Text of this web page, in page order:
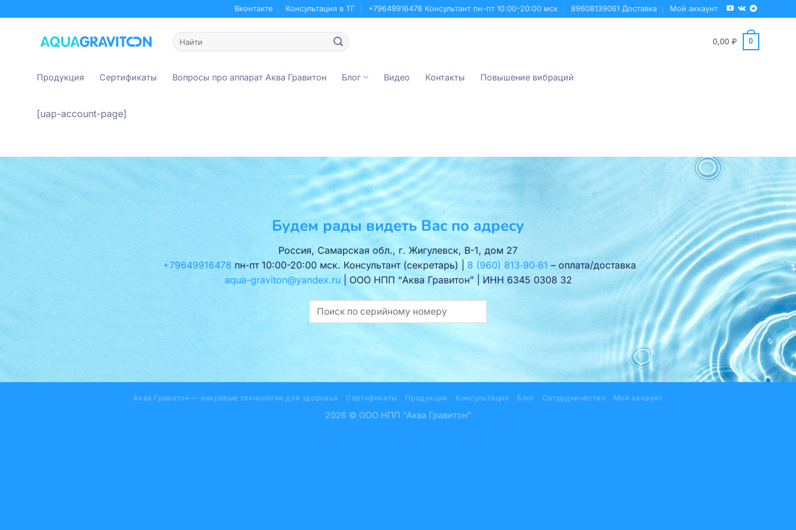
to
Вконтакте Консультация в ТГ +79649916478 Консультант пн-пт 10:00-20:00 мск 89608139061 Доставка Мой аккаунт
Искать:
0,00 ₽ 0
Продукция Сертификаты Вопросы про аппарат Аква Гравитон Блог Видео Контакты Повышение вибраций
[uap-account-page]
Будем рады видеть Вас по адресу
Россия, Самарская обл., г. Жигулевск, В-1, дом 27
+79649916478 пн-пт 10:00-20:00 мск. Консультант (секретарь) | 8 (960) 813‑90‑61 – оплата/доставка
aqua-graviton@yandex.ru| ООО НПП “Аква Гравитон” | ИНН 6345 0308 32
Аква Гравитон — вихревые технологии для здоровья Сертификаты Продукция Консультация Блог Сотрудничество Мой аккаунт
2026 © ООО НПП “Аква Гравитон”